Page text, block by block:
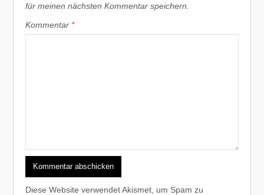
für meinen nächsten Kommentar speichern.
Kommentar *
Diese Website verwendet Akismet, um Spam zu